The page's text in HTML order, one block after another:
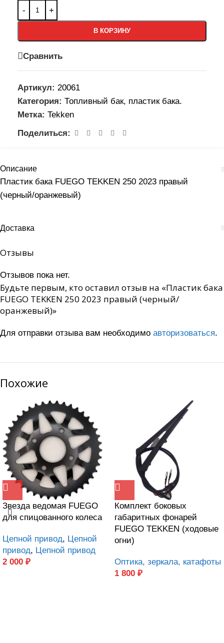
В КОРЗИНУ
Сравнить
Артикул: 20061
Категория: Топливный бак, пластик бака.
Метка: Tekken
Поделиться:
Описание
Пластик бака FUEGO TEKKEN 250 2023 правый
(черный/оранжевый)
Доставка
Отзывы
Отзывов пока нет.
Будьте первым, кто оставил отзыв на «Пластик бака
FUEGO TEKKEN 250 2023 правый (черный/
оранжевый)»
Для отправки отзыва вам необходимо авторизоваться.
Похожие
Звезда ведомая FUEGO
для спицованного колеса
Цепной привод, Цепной
привод, Цепной привод
2 000 ₽
Комплект боковых
габаритных фонарей
FUEGO TEKKEN (ходовые
огни)
Оптика, зеркала, катафоты
1 800 ₽